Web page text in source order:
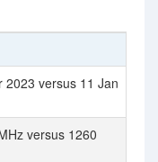
2023 versus 11 Jan
versus 1260